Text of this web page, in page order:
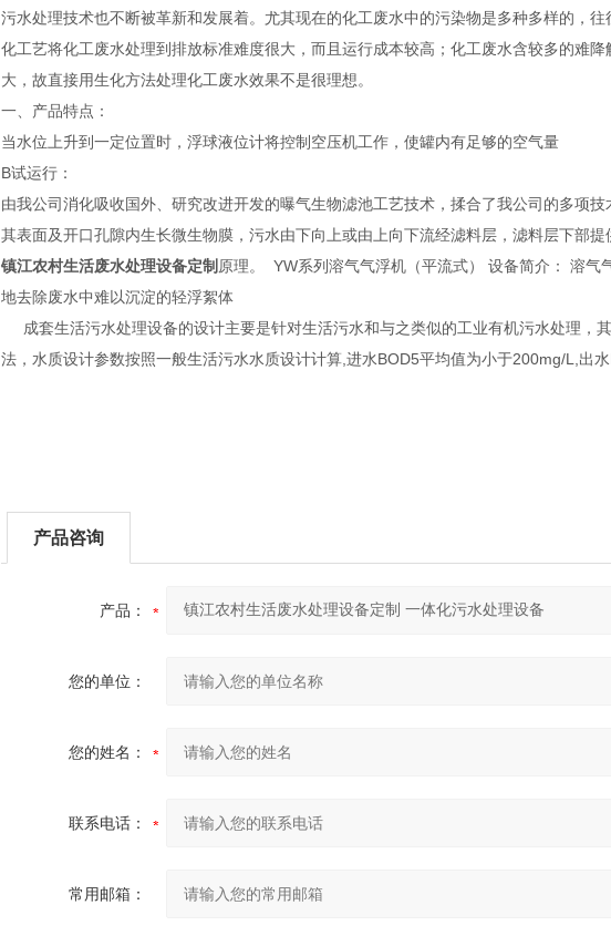
污水处理技术也不断被革新和发展着。尤其现在的化工废水中的污染物是多种多样的，
化工艺将化工废水处理到排放标准难度很大，而且运行成本较高；化工废水含较多的难
大，故直接用生化方法处理化工废水效果不是很理想。
一、产品特点：
当水位上升到一定位置时，浮球液位计将控制空压机工作，使罐内有足够的空气量
B试运行：
由我公司消化吸收国外、研究改进开发的曝气生物滤池工艺技术，揉合了我公司的多项
其表面及开口孔隙内生长微生物膜，污水由下向上或由上向下流经滤料层，滤料层下部提
镇江农村生活废水处理设备定制 原理。 YW系列溶气气浮机（平流式） 设备简介： 溶
地去除废水中难以沉淀的轻浮絮体
成套生活污水处理设备的设计主要是针对生活污水和与之类似的工业有机污水处理，
法，水质设计参数按照一般生活污水水质设计计算,进水BOD5平均值为小于200mg/L,出
产品咨询
产品：
您的单位：
您的姓名：
联系电话：
常用邮箱：